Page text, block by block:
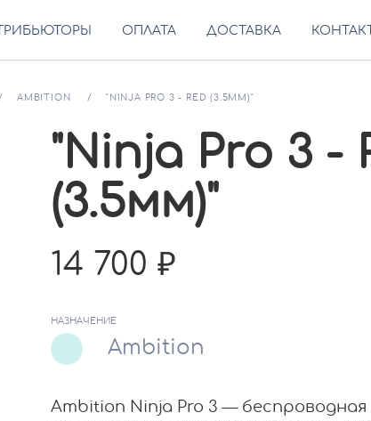
ОПЛАТА ДОСТАВКА
AMBITION "NINJA PRO 3 - RED (3.5ММ)"
"Ninja Pro 3 -
(3.5мм)"
14 700
НАЗНАЧЕНИЕ
Ambition
Ambition Ninja Pro 3 —